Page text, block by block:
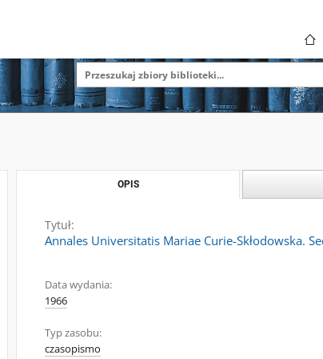
OPIS
Tytuł:
Annales Universitatis Mariae Curie-Skłodowska.
Data wydania:
1966
Typ zasobu:
czasopismo